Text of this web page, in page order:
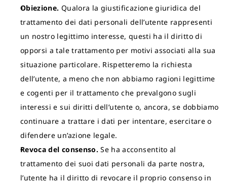
Obiezione. Qualora la giustificazione giuridica del
trattamento dei dati personali dell’utente rappresenti
un nostro legittimo interesse, questi ha il diritto di
opporsi a tale trattamento per motivi associati alla sua
situazione particolare. Rispetteremo la richiesta
dell’utente, a meno che non abbiamo ragioni legittime
e cogenti per il trattamento che prevalgono sugli
interessi e sui diritti dell’utente o, ancora, se dobbiamo
continuare a trattare i dati per intentare, esercitare o
difendere un’azione legale.
Revoca del consenso. Se ha acconsentito al
trattamento dei suoi dati personali da parte nostra,
l’utente ha il diritto di revocare il proprio consenso in